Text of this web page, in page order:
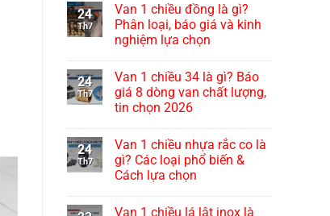
24
Th7
Van 1 chiều đồng là gì?
Phân loại, báo giá và kinh
nghiệm lựa chọn
24
Th7
Van 1 chiều 34 là gì? Báo
giá 8 dòng van chất lượng,
tin chọn 2026
24
Th7
Van 1 chiều nhựa rắc co là
gì? Các loại phổ biến &
Cách lựa chọn
Van 1 chiều lá lật inox là